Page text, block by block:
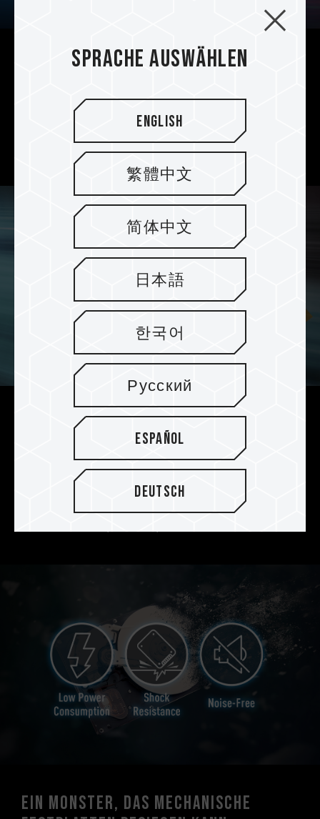
4TB Consumer-Grade 2,5" SATA SSD
SATA-SSD mit einer Speicherkapazität von bis
zu 4 TB und erfüllt die Anforderungen an eine
sehr große Kapazität.
Unterstützt leistungsstarkes
Unterstützt die SLC-Caching-Technologie und
bietet ein reibungsloses Benutzererlebnis mit
einer schnellen Lese-/Schreibgeschwindigkeit
Ein Monster, das mechanische
Sprache auswählen
English
繁體中文
简体中文
日本語
한국어
Русский
Español
Deutsch